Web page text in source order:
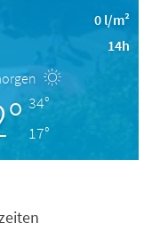
0 l/m²
14h
34°
17°